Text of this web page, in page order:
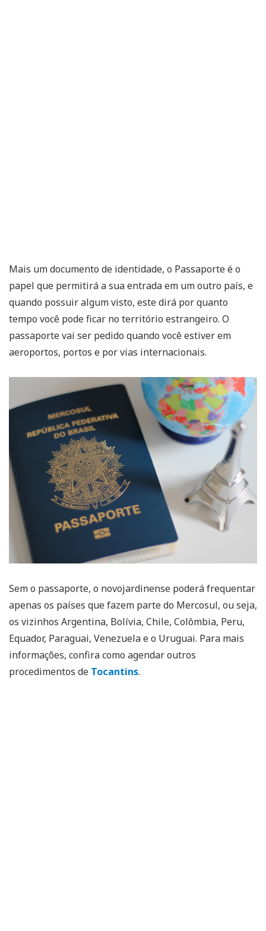
Mais um documento de identidade, o Passaporte é o
papel que permitirá a sua entrada em um outro país, e
quando possuir algum visto, este dirá por quanto
tempo você pode ficar no território estrangeiro. O
passaporte vai ser pedido quando você estiver em
aeroportos, portos e por vias internacionais.
Sem o passaporte, o novojardinense poderá frequentar
apenas os países que fazem parte do Mercosul, ou seja,
os vizinhos Argentina, Bolívia, Chile, Colômbia, Peru,
Equador, Paraguai, Venezuela e o Uruguai. Para mais
informações, confira como agendar outros
procedimentos de Tocantins.